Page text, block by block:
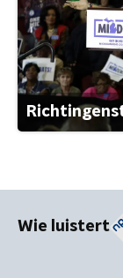
Wie luistert